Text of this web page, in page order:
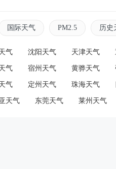
国际天气 PM2.5 历史
气 沈阳天气 天津天气
气 宿州天气 黄骅天气
气 定州天气 珠海天气
天气 东莞天气 莱州天气